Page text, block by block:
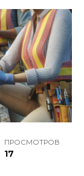
ПРОСМОТРОВ
17